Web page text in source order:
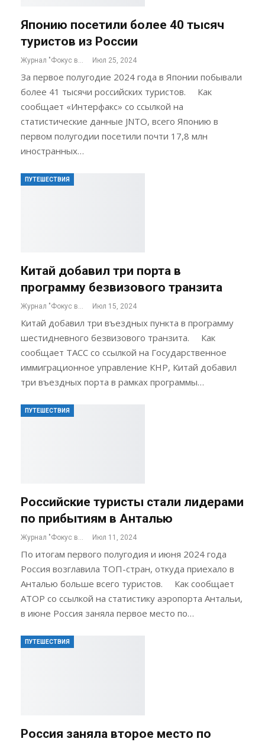
Японию посетили более 40 тысяч
туристов из России
Июл 25, 2024
За первое полугодие 2024 года в Японии побывали
более 41 тысячи российских туристов. Как
сообщает «Интерфакс» со ссылкой на
статистические данные JNTO, всего Японию в
первом полугодии посетили почти 17,8 млн
иностранных…
ПУТЕШЕСТВИЯ
Китай добавил три порта в
программу безвизового транзита
Журнал "Фокус внимания" Июл 15, 2024
Китай добавил три въездных пункта в программу
шестидневного безвизового транзита. Как
сообщает ТАСС со ссылкой на Государственное
иммиграционное управление КНР, Китай добавил
три въездных порта в рамках программы…
ПУТЕШЕСТВИЯ
Российские туристы стали лидерами
по прибытиям в Анталью
Журнал "Фокус внимания" Июл 11, 2024
По итогам первого полугодия и июня 2024 года
Россия возглавила ТОП-стран, откуда приехало в
Анталью больше всего туристов. Как сообщает
АТОР со ссылкой на статистику аэропорта Антальи,
в июне Россия заняла первое место по…
ПУТЕШЕСТВИЯ
Россия заняла второе место по